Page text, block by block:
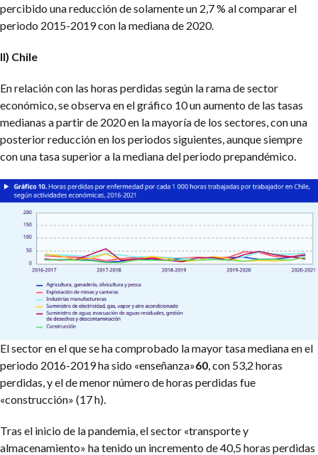
percibido una reducción de solamente un 2,7 % al comparar el
periodo 2015-2019 con la mediana de 2020.
II) Chile
En relación con las horas perdidas según la rama de sector
económico, se observa en el gráfico 10 un aumento de las tasas
medianas a partir de 2020 en la mayoría de los sectores, con una
posterior reducción en los periodos siguientes, aunque siempre
con una tasa superior a la mediana del periodo prepandémico.
El sector en el que se ha comprobado la mayor tasa mediana en el
periodo 2016-2019 ha sido «enseñanza»60 , con 53,2 horas
perdidas, y el de menor número de horas perdidas fue
«construcción» (17 h).
Tras el inicio de la pandemia, el sector «transporte y
almacenamiento» ha tenido un incremento de 40,5 horas perdidas